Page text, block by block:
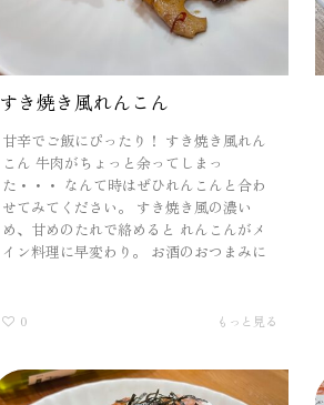
すき焼き風れんこん
甘辛でご飯にぴったり！ すき焼き風れん
こん 牛肉がちょっと余ってしまっ
た・・・ なんて時はぜひれんこんと合わ
せてみてください。 すき焼き風の濃い
め、甘めのたれで絡めると れんこんがメ
イン料理に早変わり。 お酒のおつまみに
0 もっと見る